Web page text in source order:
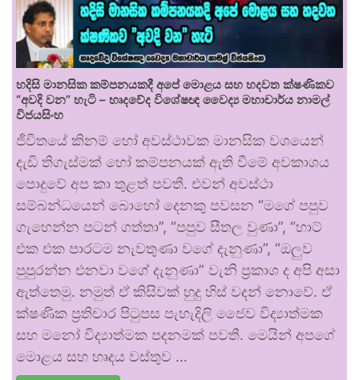
හදිසි මානසික කම්පනයකදී අපේ මොළය සහ හදවත ක්ෂණිකව
“අවදි වන” හැටි – හෘදවේද විශේෂඥ වෛද්‍ය මහාචාර්ය නාමල්
විජයසිංහ
ජීවිතයේ කිනම් හෝ අවස්ථාවක මානසික වශයෙන්
දැඩි තිගැස්මක් හෝ කම්පනයක් ඇති වීමේ අවකාශය
පොදුවේ අප කා තුළත් පවතී. එවන් අවස්ථා
සම්බන්ධයෙන් බොහෝ දෙනකු පවසන “මගේ පපුව
ගැහෙන්න පටන් ගත්තා”, “පපුව සීතල වුණා”, “හාට්
එක එක පාරටම නැවතුණා වගේ දැනුණා”, “ඔලුව
පුපුරන්න එනවා වගේ දැනුණා” වැනි ප්‍රකාශ ද අපි අසා
ඇත්තෙමු. නමුත් ඒ කිසිවක් හුදු හිස් වදන් නොවේ. ඒ
ක්ෂණික ප්‍රතිචාර පිටුපස පැහැදිලි ජෛව විද්‍යාත්මක
සහ මනෝ විද්‍යාත්මක පදනමක් පවතී. මෙයින් අපගේ
මොළය සහ හෘදය වස්තුව …